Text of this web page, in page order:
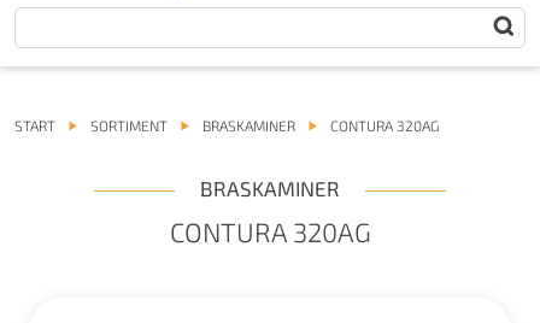
START SORTIMENT BRASKAMINER CONTURA 320AG
BRASKAMINER
CONTURA 320AG